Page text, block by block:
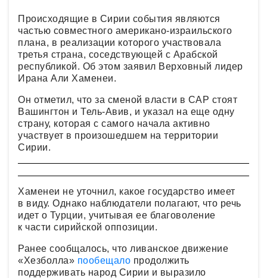
Происходящие в Сирии события являются
частью совместного американо-израильского
плана, в реализации которого участвовала
третья страна, соседствующей с Арабской
республикой. Об этом заявил Верховный лидер
Ирана Али Хаменеи.
Он отметил, что за сменой власти в САР стоят
Вашингтон и Тель-Авив, и указал на еще одну
страну, которая с самого начала активно
участвует в произошедшем на территории
Сирии.
Хаменеи не уточнил, какое государство имеет
в виду. Однако наблюдатели полагают, что речь
идет о Турции, учитывая ее благоволение
к части сирийской оппозиции.
Ранее сообщалось, что ливанское движение
«Хезболла» пообещало продолжить
поддерживать народ Сирии и выразило